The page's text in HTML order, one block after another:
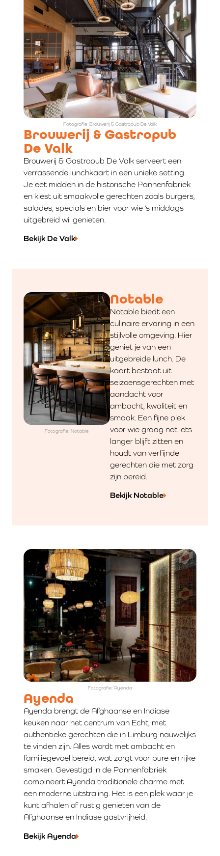
Fotografie: Brouwerij & Gastropub De Valk
Brouwerij & Gastropub
De Valk
Brouwerij & Gastropub De Valk serveert een
verrassende lunchkaart in een unieke setting.
Je eet midden in de historische Pannenfabriek
en kiest uit smaakvolle gerechten zoals burgers,
salades, specials en bier voor wie ’s middags
uitgebreid wil genieten.
Bekijk De Valk
Notable
Notable biedt een
culinaire ervaring in een
stijlvolle omgeving. Hier
geniet je van een
uitgebreide lunch. De
kaart bestaat uit
seizoensgerechten met
aandacht voor
ambacht, kwaliteit en
smaak. Een fijne plek
voor wie graag net iets
langer blijft zitten en
houdt van verfijnde
gerechten die met zorg
zijn bereid.
Bekijk Notable
Fotografie: Notable
Fotografie: Ayenda
Ayenda
Ayenda brengt de Afghaanse en Indiase
keuken naar het centrum van Echt, met
authentieke gerechten die in Limburg nauwelijks
te vinden zijn. Alles wordt met ambacht en
familiegevoel bereid, wat zorgt voor pure en rijke
smaken. Gevestigd in de Pannenfabriek
combineert Ayenda traditionele charme met
een moderne uitstraling. Het is een plek waar je
kunt afhalen of rustig genieten van de
Afghaanse en Indiase gastvrijheid.
Bekijk Ayenda